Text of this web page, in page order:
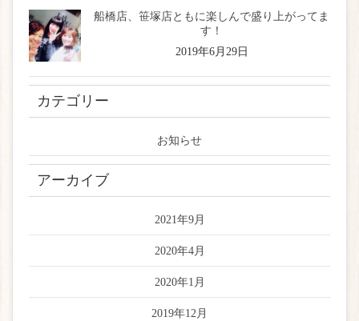
船橋店、笹塚店ともに楽しんで盛り上がってま
す！
2019年6月29日
カテゴリー
お知らせ
アーカイブ
2021年9月
2020年4月
2020年1月
2019年12月